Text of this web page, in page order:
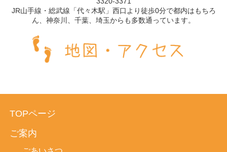
JR山手線・総武線「代々木駅」西口より徒歩0分で都内はもちろ
ん、神奈川、千葉、埼玉からも多数通っています。
TOPページ
ご案内